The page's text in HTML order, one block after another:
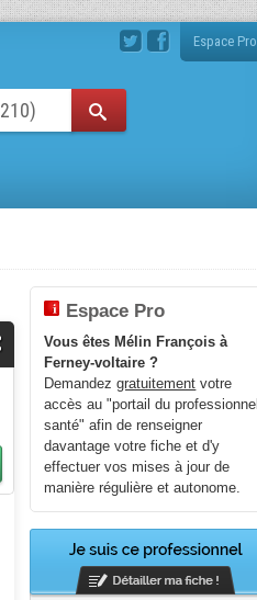
Espace Pro
Espace Pro
Vous êtes Mélin François à
Ferney-voltaire ?
Demandezgratuitement votre
accès au "portail du professionnel
santé" afin de renseigner
davantage votre fiche et d'y
effectuer vos mises à jour de
manière régulière et autonome.